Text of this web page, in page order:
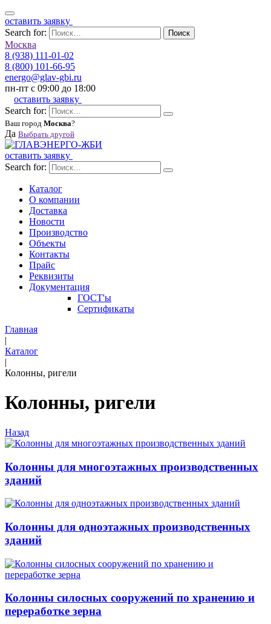
оставить заявку
Search for:
Поиск
Москва
8 (938) 111-01-02
8 (800) 101-66-95
energo@glav-gbi.ru
пн-пт с 09:00 до 18:00
оставить заявку
Search for:
Ваш город Москва?
Да Выбрать другой
оставить заявку
Search for:
Каталог
О компании
Доставка
Новости
Производство
Объекты
Контакты
Прайс
Реквизиты
Документация
ГОСТ'ы
Сертификаты
Главная
|
Каталог
|
Колонны, ригели
Колонны, ригели
Назад
Колонны для многоэтажных производственных
зданий
Колонны для одноэтажных производственных
зданий
Колонны силосных сооружений по хранению и
переработке зерна